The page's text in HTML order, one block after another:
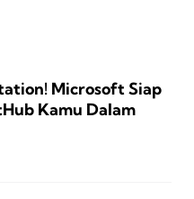
Microsoft Siap
Kamu Dalam